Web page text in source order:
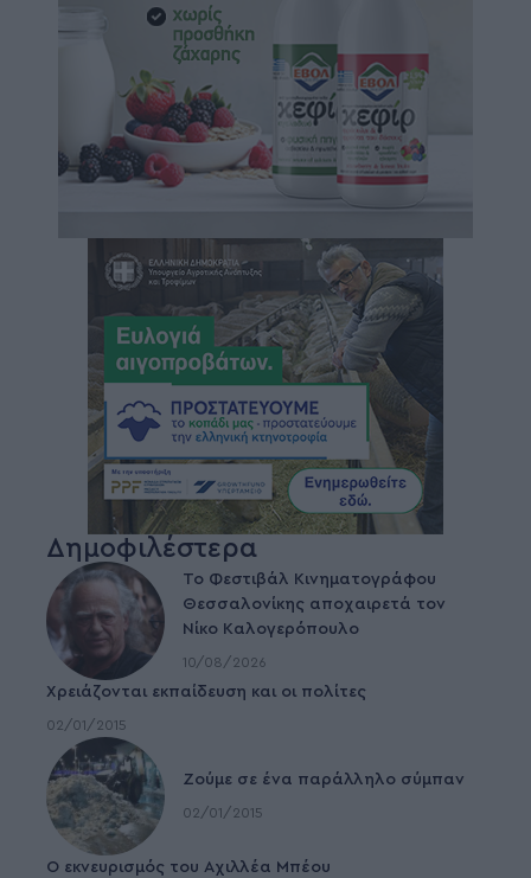
Δημοφιλέστερα
Το Φεστιβάλ Κινηματογράφου
Θεσσαλονίκης αποχαιρετά τον
Νίκο Καλογερόπουλο
10/08/2026
Χρειάζονται εκπαίδευση και οι πολίτες
02/01/2015
Ζούμε σε ένα παράλληλο σύμπαν
02/01/2015
Ο εκνευρισμός του Αχιλλέα Μπέου